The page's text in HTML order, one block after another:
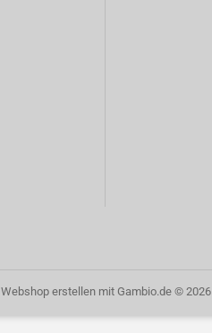
Webshop erstellenmit Gambio.de © 2026